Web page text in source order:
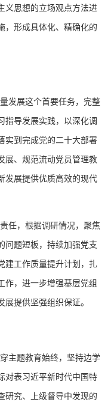
义思想的立场观点方法进
，形成具体化、精确化的
发展这个首要任务，完整
指导发展实践，以深化调
实到完成党的二十大部署
展、规范流动党员管理教
发展提供优质高效的现代
任，根据调研情况，聚焦
问题短板，持续加强党支
建工作质量提升计划，扎
作，进一步增强基层党组
提供坚强组织保证。
主题教育始终，坚持边学
对表习近平新时代中国特
研究、上级督导中发现的